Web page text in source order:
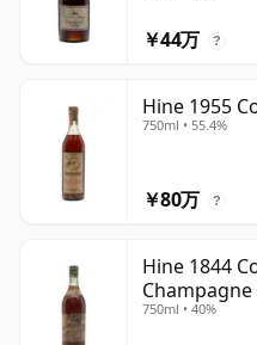
￥44万 ?
Hine 1955
750ml • 55.4%
￥80万 ?
Hine 1844
750ml • 40%